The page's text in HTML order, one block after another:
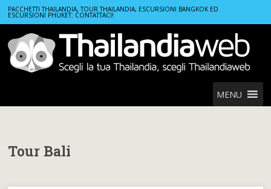
PACCHETTI THAILANDIA, TOUR THAILANDIA, ESCURSIONI BANGKOK ED
ESCURSIONI PHUKET: CONTATTACI!
MENU
Home Tour Bali
Tour Bali